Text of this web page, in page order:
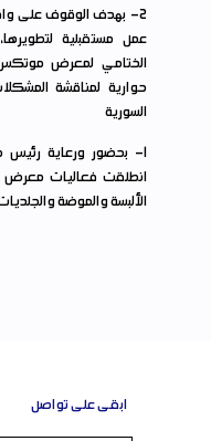
2- بهدف الوقوف على
عمل مستقبلية
حوارية لمناقشة
السورية
1- بحضور ورعاية رئيس
انطلقت فعاليات معرض
الألبسة والموضة والجلديات
ابقى على تواصل